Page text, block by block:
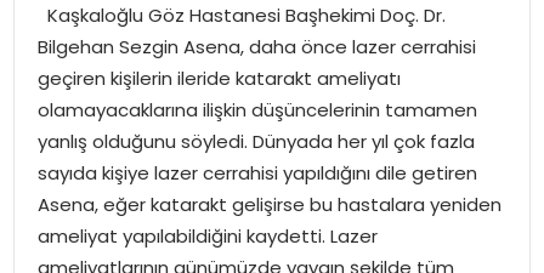
EĞITIM
SPOR
EKONOMI
MAGAZIN
Kaşkaloğlu Göz Hastanesi Başhekimi Doç. Dr.
Bilgehan Sezgin Asena, daha önce lazer cerrahisi
geçiren kişilerin ileride katarakt ameliyatı
olamayacaklarına ilişkin düşüncelerinin tamamen
yanlış olduğunu söyledi. Dünyada her yıl çok fazla
sayıda kişiye lazer cerrahisi yapıldığını dile getiren
Asena, eğer katarakt gelişirse bu hastalara yeniden
ameliyat yapılabildiğini kaydetti. Lazer
ameliyatlarının günümüzde yaygın şekilde tüm